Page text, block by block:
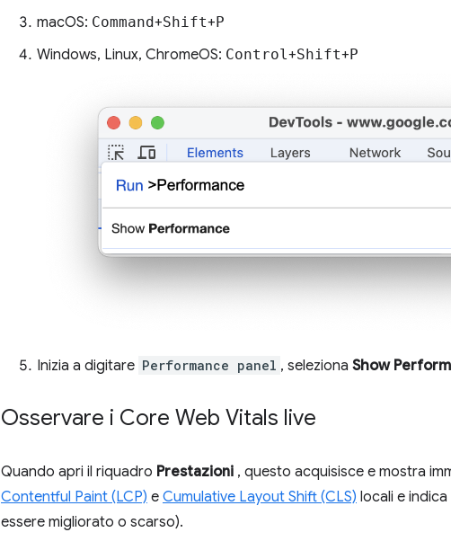
macOS: Command+Shift+P
Windows, Linux, ChromeOS: Control+Shift+P
Inizia a digitare Performance panel , seleziona Show
Osservare i Core Web Vitals live
Quando apri il riquadro Prestazioni , questo acquisisce e mostra
Contentful Paint (LCP) e Cumulative Layout Shift (CLS) locali e
essere migliorato o scarso).